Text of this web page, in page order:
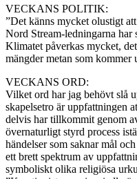
VECKANS POLITIK:
”Det känns mycket olustigt
Nord Stream-ledningarna har
Klimatet påverkas mycket,
mängder metan som kommer
VECKANS ORD:
Vilket ord har jag behövt slå
skapelsetro är uppfattningen
delvis har tillkommit genom
övernaturligt styrd process
händelser som saknar mål
ett brett spektrum av
symboliskt olika religiösa